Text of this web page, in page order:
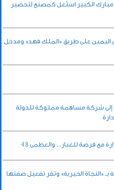
الكبير استُغل كمصنع لتحضير
اليمين على طريق «الملك فهد» ومدخل
إلى شركة مساهمة مملوكة للدولة
مع فرصة للغبار.. والعظمى 48
بـ «النجاة الخيرية» وتقر تفعيل صفتها